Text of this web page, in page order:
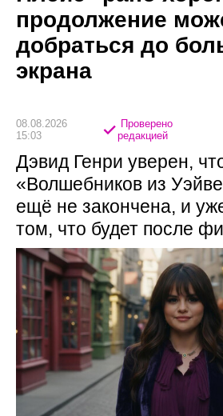
продолжение
добраться до
экрана
08.08.2026
15:03
Проверено
редакцией
Дэвид Генри уверен,
«Волшебников из
ещё не закончена, и
том, что будет после